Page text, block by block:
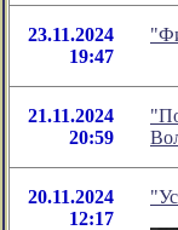
23.11.2024
19:47
21.11.2024
20:59
20.11.2024
12:17